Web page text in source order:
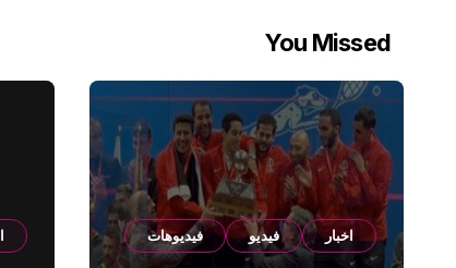
You Missed
اخبار فيديو فيديوهات